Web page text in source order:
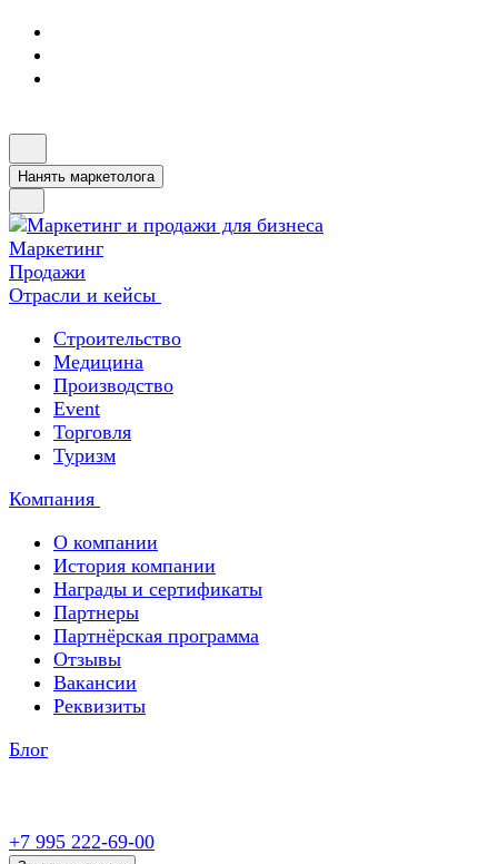
Нанять маркетолога
Маркетинг
Продажи
Отрасли и кейсы
Строительство
Медицина
Производство
Event
Торговля
Туризм
Компания
О компании
История компании
Награды и сертификаты
Партнеры
Партнёрская программа
Отзывы
Вакансии
Реквизиты
Блог
+7 995 222-69-00